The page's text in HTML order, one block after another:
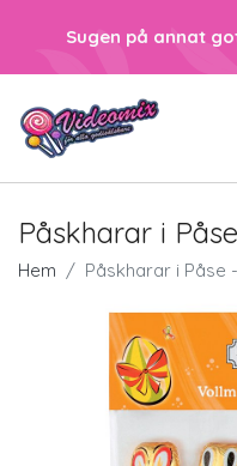
Sugen på annat
Påskharar i
Hem Påskharar i Påse